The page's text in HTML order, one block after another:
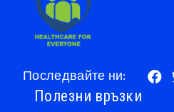
Последвайте ни:
Полезни връзки